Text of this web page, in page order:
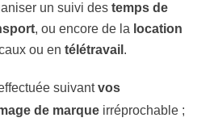
un suivi des temps de
, ou encore de la location
ou en télétravail .
suivantvos
de marque irréprochable ;